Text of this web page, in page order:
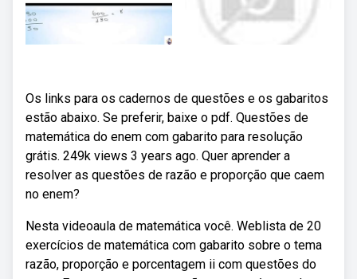
Os links para os cadernos de questões e os gabaritos
estão abaixo. Se preferir, baixe o pdf. Questões de
matemática do enem com gabarito para resolução
grátis. 249k views 3 years ago. Quer aprender a
resolver as questões de razão e proporção que caem
no enem?
Nesta videoaula de matemática você. Weblista de 20
exercícios de matemática com gabarito sobre o tema
razão, proporção e porcentagem ii com questões do